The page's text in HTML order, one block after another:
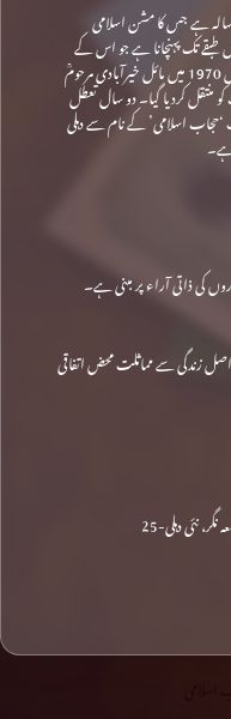
ہے جس کا مشن اسلامی
طبقے تک پہنچانا ہے جو اس کے
نصف کی نمائندہ ہے۔ حجاب کی داغ بیل رام پور میں 1970 میں مائل خیرآبادی مرحومؒ
فرید صاحبؒ کو منتقل کردیا گیا۔ دو سال تعطل
کا نقشِ ثالث ‘حجاب اسلامی’ کے نام سے دہلی
کی ذاتی آراء پر مبنی ہے۔
زندگی سے مماثلت محض اتفاقی